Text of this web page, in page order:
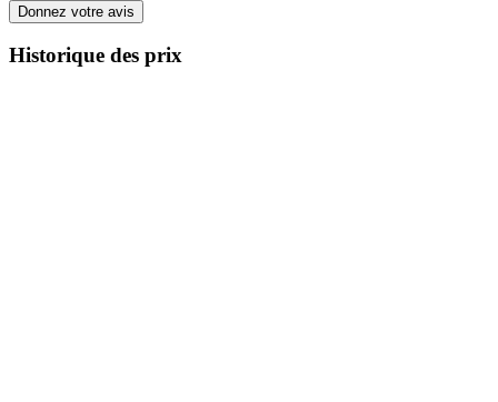
Donnez votre avis
Historique des prix